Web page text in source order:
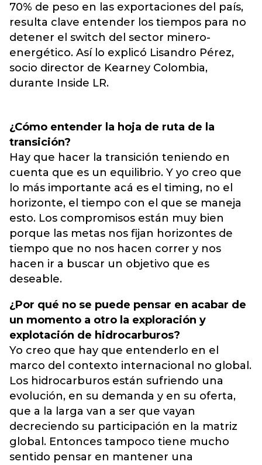
70% de peso en las exportaciones del país,
resulta clave entender los tiempos para no
detener el switch del sector minero-
energético. Así lo explicó Lisandro Pérez,
socio director de Kearney Colombia,
durante Inside LR.
¿Cómo entender la hoja de ruta de la
transición?
Hay que hacer la transición teniendo en
cuenta que es un equilibrio. Y yo creo que
lo más importante acá es el timing, no el
horizonte, el tiempo con el que se maneja
esto. Los compromisos están muy bien
porque las metas nos fijan horizontes de
tiempo que no nos hacen correr y nos
hacen ir a buscar un objetivo que es
deseable.
¿Por qué no se puede pensar en acabar de
un momento a otro la exploración y
explotación de hidrocarburos?
Yo creo que hay que entenderlo en el
marco del contexto internacional no global.
Los hidrocarburos están sufriendo una
evolución, en su demanda y en su oferta,
que a la larga van a ser que vayan
decreciendo su participación en la matriz
global. Entonces tampoco tiene mucho
sentido pensar en mantener una